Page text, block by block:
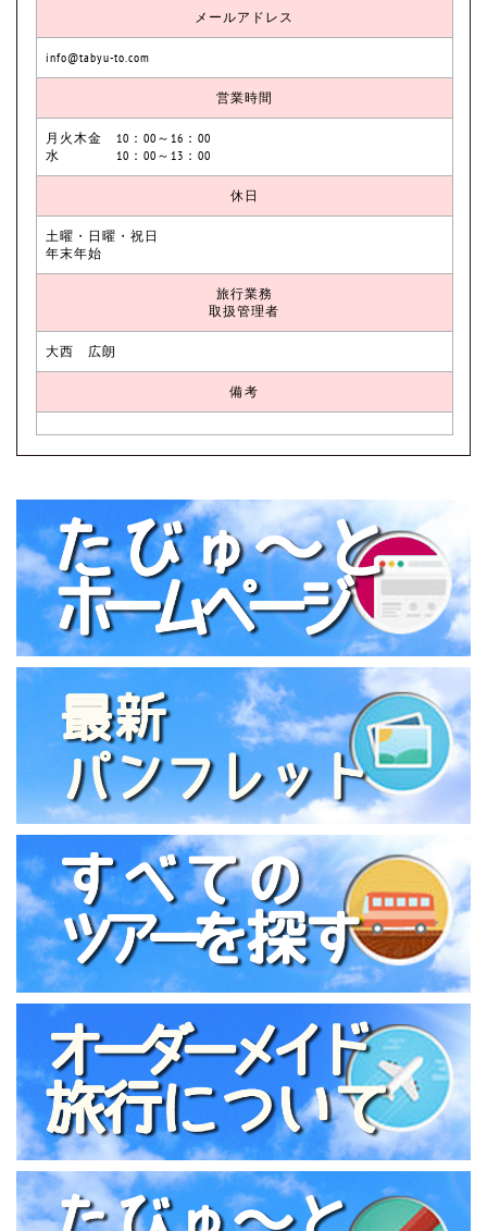
メールアドレス
info@tabyu-to.com
営業時間
月火木金 10：00～16：00
水 10：00～13：00
休日
土曜・日曜・祝日
年末年始
旅行業務
取扱管理者
大西 広朗
備考